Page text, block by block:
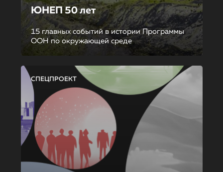
ЮНЕП 50 лет
15 главных событий в истории Программы
ООН по окружающей среде
СПЕЦПРОЕКТ